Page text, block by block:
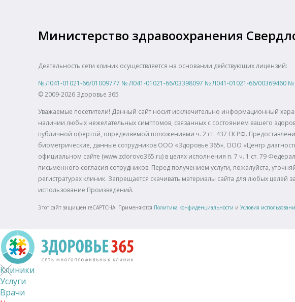
Министерство здравоохранения
Деятельность сети клиник осуществляется на основании действующих лицензий:
№Л041-01021-66/01009777 №Л041-01021-66/03398097 №Л041-01021-66/00369460 №
© 2009-2026 Здоровье 365
Уважаемые посетители! Данный сайт носит исключительно информационный
наличии любых нежелательных симптомов, связанных с состоянием вашего
публичной офертой, определяемой положениями ч. 2 ст. 437 ГК РФ.
биометрические, данные сотрудников ООО «Здоровье 365», ООО «Центр
официальном сайте (www.zdorovo365.ru) в целях исполнения п. 7 ч. 1 ст. 79
письменного согласия сотрудников. Перед получением услуги, пожалуйста,
регистратурах клиник. Запрещается скачивать материалы сайта для любых
использование Произведений.
Этот сайт защищен reCAPTCHA. Применяются Политика конфиденциальности иУсловия
Клиники
Услуги
Врачи